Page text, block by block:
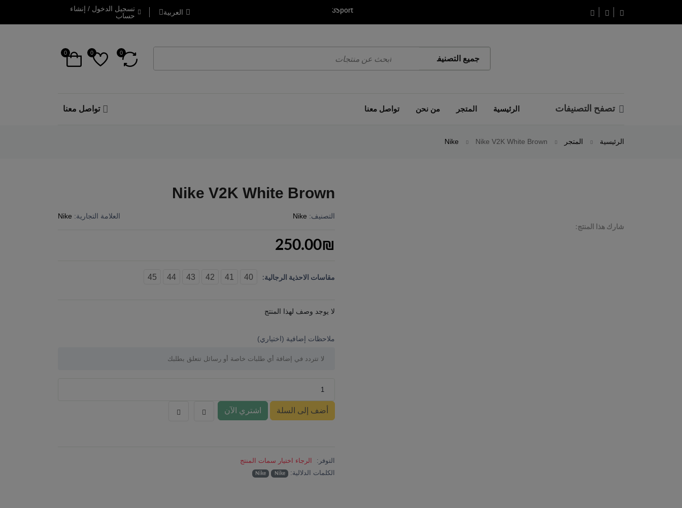
3Sport العربية
تسجيل الدخول / إنشاء
حساب
0
0
0
تصفح التصنيفات الرئيسية المتجر من نحن تواصل معنا تواصل معنا
الرئيسية المتجر Nike Nike V2K White Brown
شارك هذا المنتج:
Nike V2K White Brown
التصنيف: Nike العلامة التجارية: Nike
250.00₪
مقاسات الاحذية الرجالية: 40
41
42
43
44
45
لا يوجد وصف لهذا المنتج
ملاحظات إضافية (اختياري)
أضف إلى السلة اشتري الآن
التوفر:
الرجاء اختيار سمات المنتج
الكلمات الدلالية:
Nike
Nike